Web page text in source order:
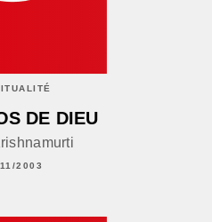
DE DIEU
2003